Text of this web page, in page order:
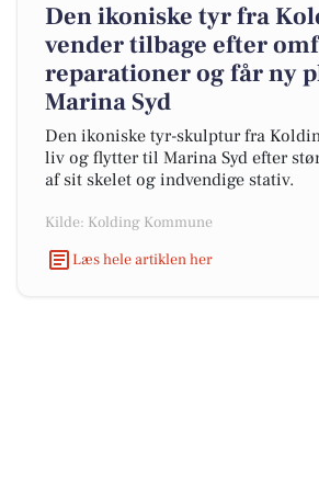
Den ikoniske tyr fra
vender tilbage efter
reparationer og får ny
Marina Syd
Den ikoniske tyr-skulptur fra
liv og flytter til Marina Syd efter
af sit skelet og indvendige stativ.
Kilde: Kolding Kommune
Læs hele artiklen her